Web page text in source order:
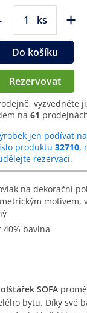
ks +
Do košíku
Rezervovat
vyzvedněte
na 61
jen podívat
produktu 32710,
rezervaci.
motivem,
40% bavlna
SOFA
bytu. Díky své